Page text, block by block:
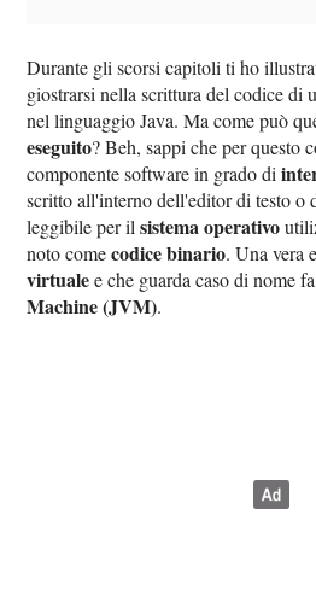
Durante gli scorsi capitoli ti ho
giostrarsi nella scrittura del codice di
nel linguaggio Java. Ma come può
eseguito? Beh, sappi che per questo
componente software in grado di
scritto all'interno dell'editor di testo o
leggibile per ilsistema operativo
noto comecodice binario. Una vera
virtualee che guarda caso di nome
Machine (JVM).